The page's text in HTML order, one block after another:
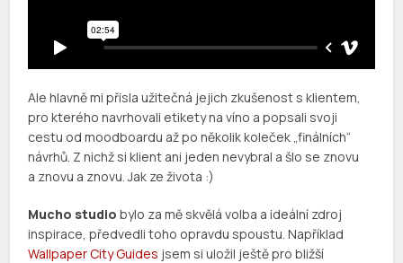
Ale hlavně mi přisla užitečná jejich zkušenost s klientem,
pro kterého navrhovali etikety na víno a popsali svoji
cestu od moodboardu až po několik koleček „finálních“
návrhů. Z nichž si klient ani jeden nevybral a šlo se znovu
a znovu a znovu. Jak ze života :)
Mucho studio bylo za mě skvělá volba a ideální zdroj
inspirace, předvedli toho opravdu spoustu. Například
Wallpaper City Guides jsem si uložil ještě pro bližší